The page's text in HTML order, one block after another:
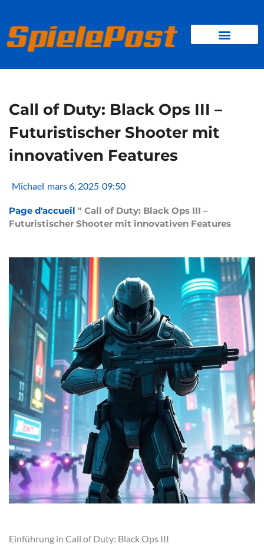
content
Call of Duty: Black Ops III –
Futuristischer Shooter mit
innovativen Features
Michael mars 6, 2025 09:50
Page d'accueil " Call of Duty: Black Ops III –
Futuristischer Shooter mit innovativen Features
Einführung in Call of Duty: Black Ops III